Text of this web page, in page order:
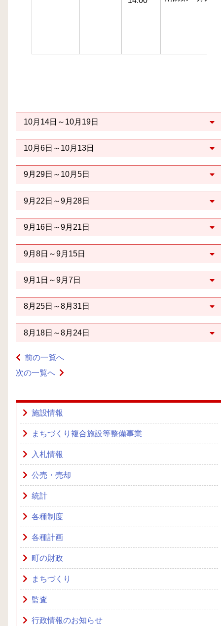
10月14日～10月19日
10月6日～10月13日
9月29日～10月5日
9月22日～9月28日
9月16日～9月21日
9月8日～9月15日
9月1日～9月7日
8月25日～8月31日
8月18日～8月24日
前の一覧へ
次の一覧へ
施設情報
まちづくり複合施設等整備事業
入札情報
公売・売却
統計
各種制度
各種計画
町の財政
まちづくり
監査
行政情報のお知らせ